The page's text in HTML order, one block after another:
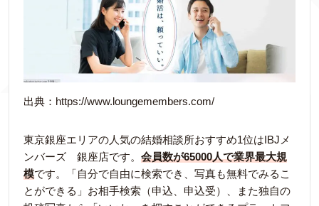
出典：https://www.loungemembers.com/
東京銀座エリアの人気の結婚相談所おすすめ1位はIBJメ
ンバーズ 銀座店です。 会員数が65000人で業界最大規
模です。「自分で自由に検索でき、写真も無料でみるこ
とができる」お相手検索（申込、申込受）、また独自の